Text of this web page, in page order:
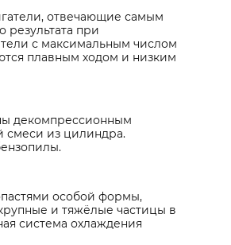
отвечающие самым
при
с максимальным числом
плавным ходом и низким
декомпрессионным
смеси из цилиндра.
особой формы,
и тяжёлые частицы в
система охлаждения